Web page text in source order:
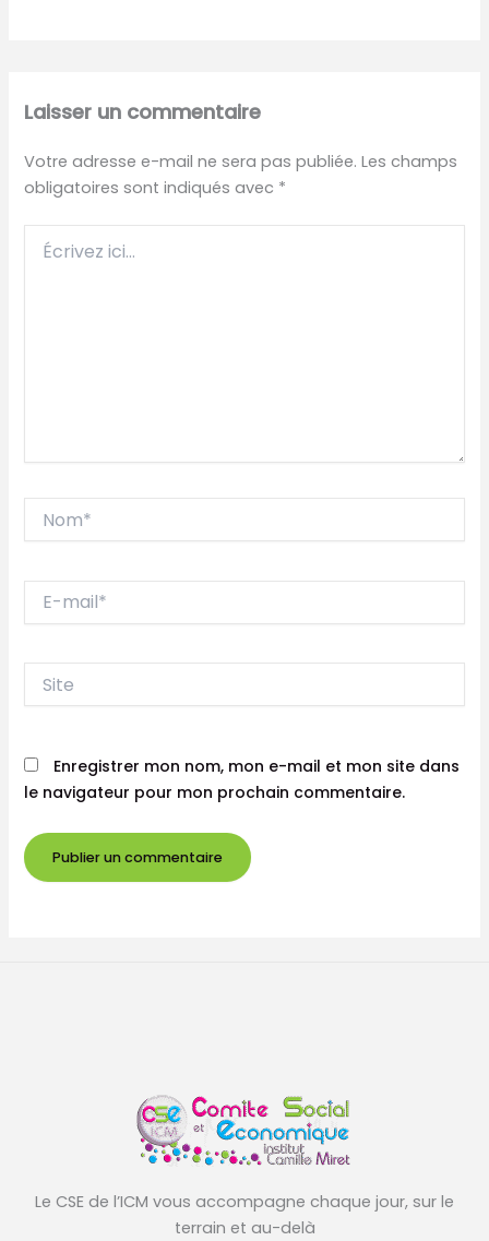
Laisser un commentaire
Votre adresse e-mail ne sera pas publiée. Les champs
obligatoires sont indiqués avec *
ici…
mail*
Enregistrer mon nom, mon e-mail et mon site dans
le navigateur pour mon prochain commentaire.
Le CSE de l’ICM vous accompagne chaque jour, sur le
terrain et au-delà